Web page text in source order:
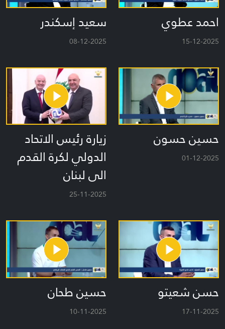
احمد عطوي
15-12-2025
سعيد إسكندر
08-12-2025
حسين حسون
01-12-2025
زيارة رئيس الاتحاد
الدولي لكرة القدم
الى لبنان
25-11-2025
حسن شعيتو
17-11-2025
حسين طحان
10-11-2025